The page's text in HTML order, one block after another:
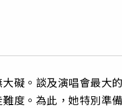
礙。談及演唱會最大
度。為此，她特別準